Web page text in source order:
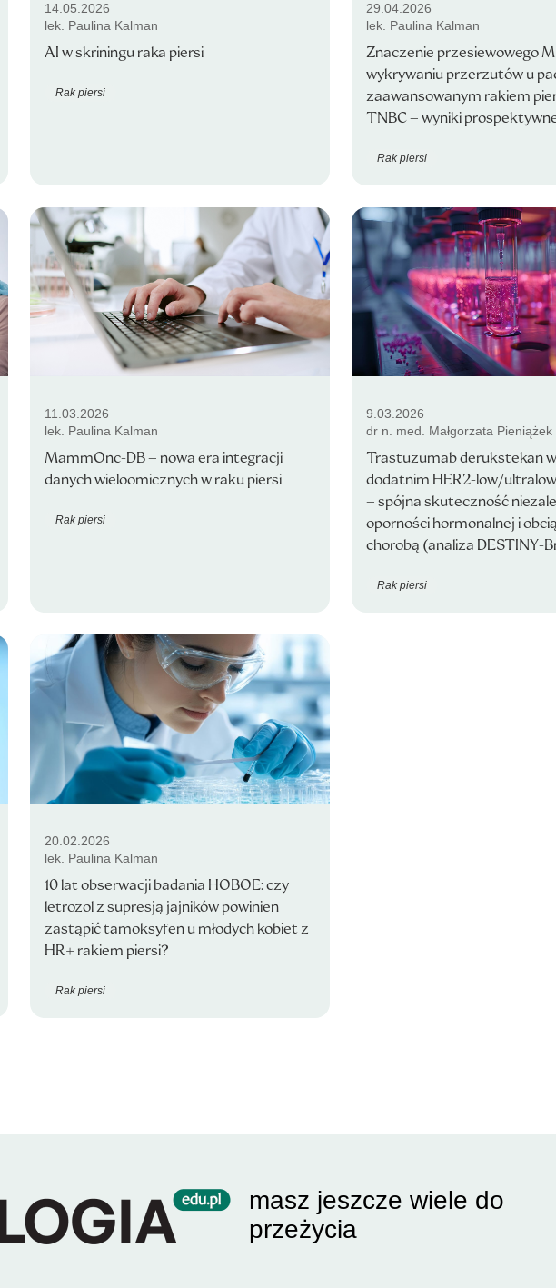
14.05.2026
lek. Paulina Kalman
AI w skriningu raka piersi
Rak piersi
29.04.2026
lek. Paulina Kalman
Znaczenie przesiewowego
wykrywaniu przerzutów u
zaawansowanym rakiem
TNBC – wyniki
Rak piersi
11.03.2026
lek. Paulina Kalman
MammOnc-DB – nowa era integracji
danych wieloomicznych w raku piersi
Rak piersi
9.03.2026
dr n. med. Małgorzata Pieniążek
Trastuzumab derukstekan
dodatnim HER2-low/
– spójna skuteczność
oporności hormonalnej i
chorobą (analiza DESTINY-
Rak piersi
20.02.2026
lek. Paulina Kalman
10 lat obserwacji badania HOBOE: czy
letrozol z supresją jajników powinien
zastąpić tamoksyfen u młodych kobiet z
HR+ rakiem piersi?
Rak piersi
masz jeszcze wiele do
przeżycia